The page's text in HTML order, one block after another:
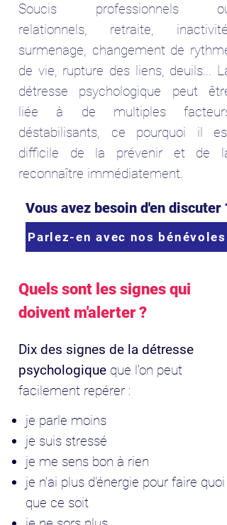
Soucis professionnels ou
relationnels, retraite, inactivité,
surmenage, changement de rythme
de vie, rupture des liens, deuils... La
détresse psychologique peut être
liée à de multiples facteurs
déstabilisants, ce pourquoi il est
difficile de la prévenir et de la
reconnaître immédiatement.
Vous avez besoin d'en discuter ?
Parlez-en avec nos bénévoles
Quels sont les signes qui
doivent m'alerter ?
Dix des signes de la détresse
psychologique que l'on peut
facilement repérer :
je parle moins
je suis stressé
je me sens bon à rien
je n'ai plus d'énergie pour faire quoi
que ce soit